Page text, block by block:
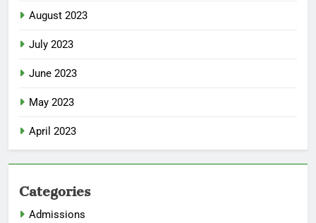
August 2023
July 2023
June 2023
May 2023
April 2023
Categories
Admissions